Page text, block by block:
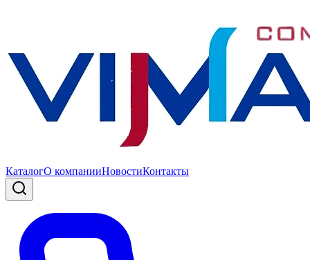
КаталогО компанииНовостиКонтакты